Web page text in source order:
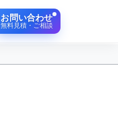
お問い合わせ
無料見積・ご相談